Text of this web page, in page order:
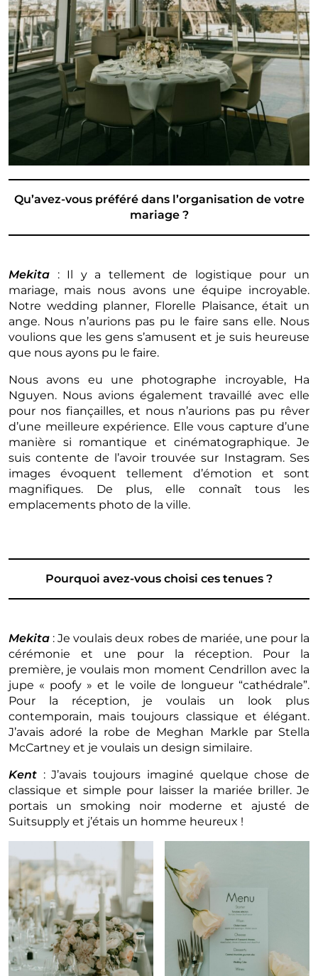
Qu’avez-vous préféré dans l’organisation de votre
mariage ?
Mekita : Il y a tellement de logistique pour un
mariage, mais nous avons une équipe incroyable.
Notre wedding planner, Florelle Plaisance, était un
ange. Nous n’aurions pas pu le faire sans elle. Nous
voulions que les gens s’amusent et je suis heureuse
que nous ayons pu le faire.
Nous avons eu une photographe incroyable, Ha
Nguyen. Nous avions également travaillé avec elle
pour nos fiançailles, et nous n’aurions pas pu rêver
d’une meilleure expérience. Elle vous capture d’une
manière si romantique et cinématographique. Je
suis contente de l’avoir trouvée sur Instagram. Ses
images évoquent tellement d’émotion et sont
magnifiques. De plus, elle connaît tous les
emplacements photo de la ville.
Pourquoi avez-vous choisi ces tenues ?
Mekita : Je voulais deux robes de mariée, une pour la
cérémonie et une pour la réception. Pour la
première, je voulais mon moment Cendrillon avec la
jupe « poofy » et le voile de longueur “cathédrale”.
Pour la réception, je voulais un look plus
contemporain, mais toujours classique et élégant.
J’avais adoré la robe de Meghan Markle par Stella
McCartney et je voulais un design similaire.
Kent : J’avais toujours imaginé quelque chose de
classique et simple pour laisser la mariée briller. Je
portais un smoking noir moderne et ajusté de
Suitsupply et j’étais un homme heureux !